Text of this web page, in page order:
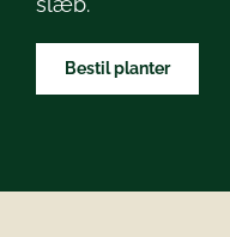
Bestil planter